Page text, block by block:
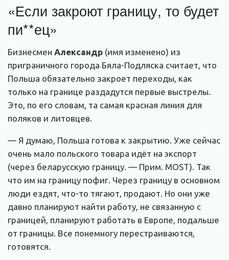
«Если закроют границу, то будет
пи**ец»
Бизнесмен Александр (имя изменено) из
приграничного города Бяла-Подляска считает, что
Польша обязательно закроет переходы, как
только на границе раздадутся первые выстрелы.
Это, по его словам, та самая красная линия для
поляков и литовцев.
— Я думаю, Польша готова к закрытию. Уже сейчас
очень мало польского товара идёт на экспорт
(через беларусскую границу. — Прим. MOST). Так
что им на границу пофиг. Через границу в основном
люди ездят, что-то тягают, продают. Но они уже
давно планируют найти работу, не связанную с
границей, планируют работать в Европе, подальше
от границы. Все понемногу перестраиваются,
готовятся.